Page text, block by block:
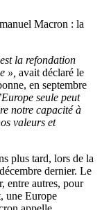
Macron : la
la refondation
», avait déclaré le
en septembre
seule peut
notre capacité à
valeurs et
plus tard, lors de la
dernier. Le
entre autres, pour
une Europe